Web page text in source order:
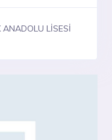
ANADOLU LİSESİ